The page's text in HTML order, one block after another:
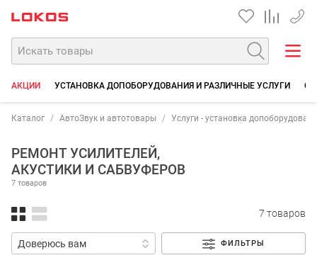
+7
АКЦИИ УСТАНОВКА ДОПОБОРУДОВАНИЯ И РАЗЛИЧНЫЕ УСЛУГИ
Каталог АвтоЗвук и автотовары Услуги - установка
РЕМОНТ УСИЛИТЕЛЕЙ,
АКУСТИКИ И САБВУФЕРОВ
7 товаров
7 товаров
ФИЛЬТРЫ